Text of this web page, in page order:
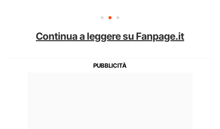
Continua a leggere su Fanpage.it